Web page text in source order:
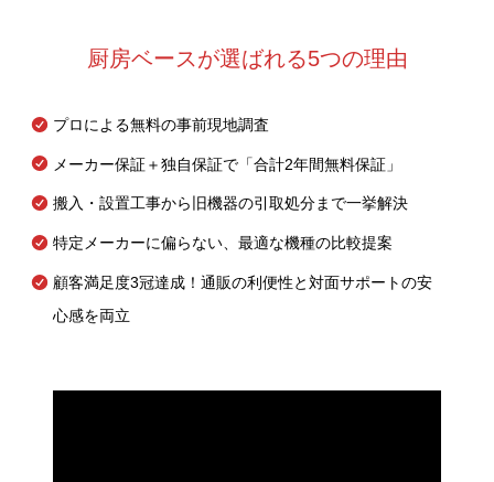
厨房ベースが選ばれる5つの理由
プロによる無料の事前現地調査
メーカー保証＋独自保証で「合計2年間無料保証」
搬入・設置工事から旧機器の引取処分まで一挙解決
特定メーカーに偏らない、最適な機種の比較提案
顧客満足度3冠達成！通販の利便性と対面サポートの安
心感を両立